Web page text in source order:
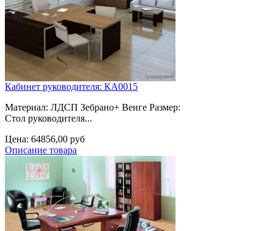
Кабинет руководителя: КА0015
Материал: ЛДСП Зебрано+ Венге Размер:
Стол руководителя...
Цена: 64856,00 руб
Описание товара